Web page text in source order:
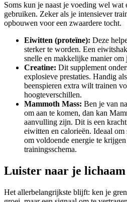
Soms kun je naast je voeding wel wat
gebruiken. Zeker als je intensiever
opbouwen voor een zwaardere tocht.
Eiwitten (proteïne): Deze
sterker te worden. Een
snelle en makkelijke manier om
Creatine: Dit supplement
explosieve prestaties. Handig
beenspieren extra wilt trainen
hoogteverschillen.
Mammoth Mass: Ben je van
om aan te komen, dan kan
aanvulling zijn. Dit is een
eiwitten en calorieën. Ideaal
om voldoende energie te
trainingsschema.
Luister naar je lichaam
Het allerbelangrijkste blijft: ken je